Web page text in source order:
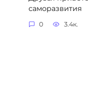
саморазвития
0 3.4к.